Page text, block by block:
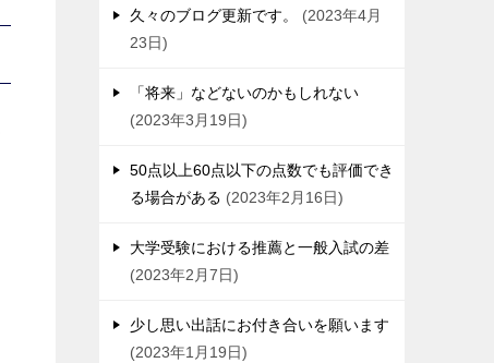
久々のブログ更新です。
2023年4月
23日
「将来」などないのかもしれない
2023年3月19日
50点以上60点以下の点数でも評価でき
る場合がある
2023年2月16日
大学受験における推薦と一般入試の差
2023年2月7日
少し思い出話にお付き合いを願います
2023年1月19日